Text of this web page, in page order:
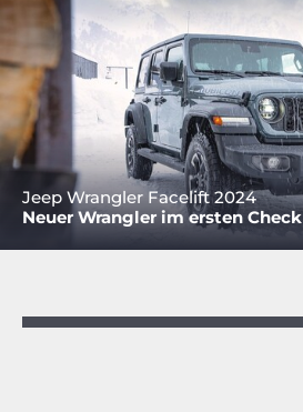
Jeep Wrangler Facelift 2024
Neuer Wrangler im ersten Check